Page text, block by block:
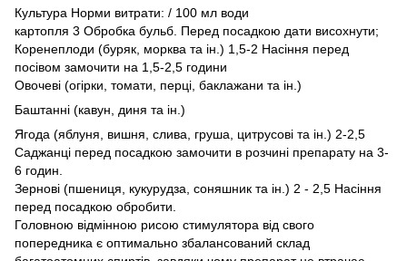
Культура Норми витрати: / 100 мл води
картопля 3 Обробка бульб. Перед посадкою дати висохнути;
Коренеплоди (буряк, морква та ін.) 1,5-2 Насіння перед
посівом замочити на 1,5-2,5 години
Овочеві (огірки, томати, перці, баклажани та ін.)
Баштанні (кавун, диня та ін.)
Ягода (яблуня, вишня, слива, груша, цитрусові та ін.) 2-2,5
Саджанці перед посадкою замочити в розчині препарату на 3-
6 годин.
Зернові (пшениця, кукурудза, соняшник та ін.) 2 - 2,5 Насіння
перед посадкою обробити.
Головною відмінною рисою стимулятора від свого
попередника є оптимально збалансований склад